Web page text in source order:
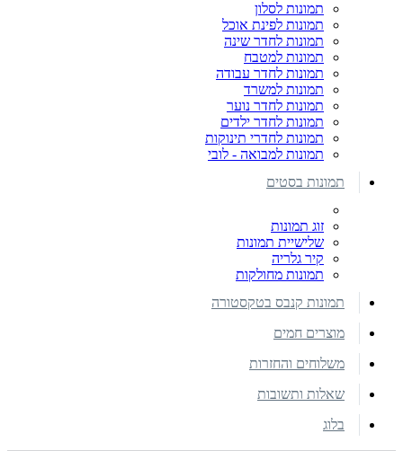
תמונות לסלון
תמונות לפינת אוכל
תמונות לחדר שינה
תמונות למטבח
תמונות לחדר עבודה
תמונות למשרד
תמונות לחדר נוער
תמונות לחדר ילדים
תמונות לחדרי תינוקות
תמונות למבואה - לובי
תמונות בסטים
זוג תמונות
שלישיית תמונות
קיר גלריה
תמונות מחולקות
תמונות קנבס בטקסטורה
מוצרים חמים
משלוחים והחזרות
שאלות ותשובות
בלוג